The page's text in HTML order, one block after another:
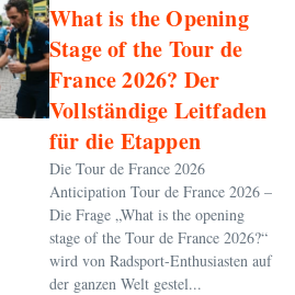
What is the Opening
Stage of the Tour de
France 2026? Der
Vollständige Leitfaden
für die Etappen
Die Tour de France 2026
Anticipation Tour de France 2026 –
Die Frage „What is the opening
stage of the Tour de France 2026?“
wird von Radsport-Enthusiasten auf
der ganzen Welt gestel...